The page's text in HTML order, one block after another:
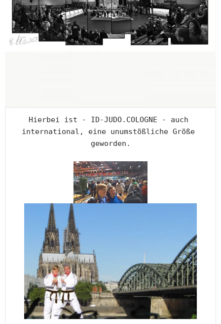
Hierbei ist - ID-JUDO.COLOGNE - auch
international, eine unumstößliche Größe
geworden.